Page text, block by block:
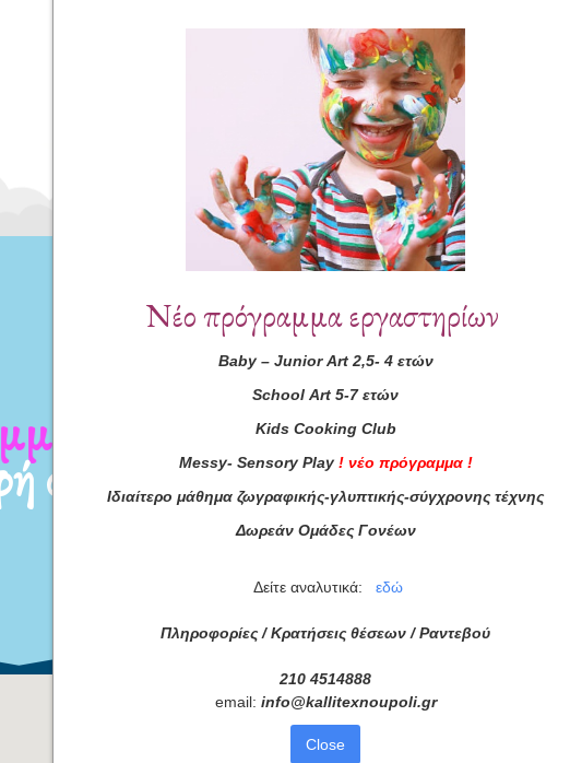
μας
σας τώρα! Συμφωνώ με τουςΌρους
Νέο πρόγραμμα εργαστηρίων
Baby– Junior Art2,5- 4 ετών
School Art 5-7 ετών
Kids Cooking Club
Messy- Sensory Play ! νέο πρόγραμμα !
Ιδιαίτερο μάθημα ζωγραφικής-γλυπτικής-σύγχρονης τέχνης
Δωρεάν Ομάδες Γονέων
Δείτε αναλυτικά: εδώ
Πληροφορίες / Κρατήσεις θέσεων / Ραντεβού
210 4514888
email: info@kallitexnoupoli.gr
Close